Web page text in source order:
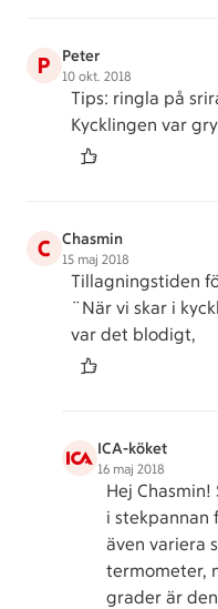
P Peter
10 okt. 2018
Tips: ringla på
Kycklingen var
C Chasmin
15 maj 2018
Tillagningstiden
¨När vi skar i
var det blodigt,
ICA-köket
16 maj 2018
Hej
i stekpannan
även variera
termometer,
grader är